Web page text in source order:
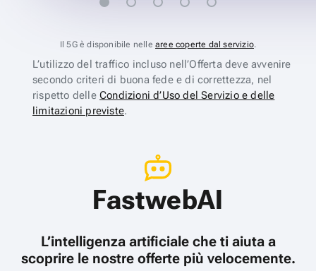
Il 5G è disponibile nelle aree coperte dal servizio.
L’utilizzo del traffico incluso nell’Offerta deve avvenire
secondo criteri di buona fede e di correttezza, nel
rispetto delle Condizioni d’Uso del Servizio e delle
limitazioni previste.
FastwebAI
L’intelligenza artificiale che ti aiuta a
scoprire le nostre offerte più velocemente.